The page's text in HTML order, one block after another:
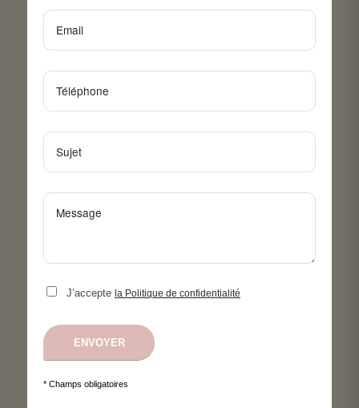
J’accepte la Politique de confidentialité
* Champs obligatoires